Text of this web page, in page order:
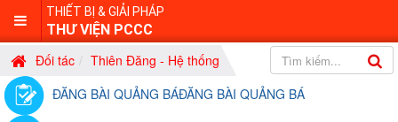
THIẾT BỊ & GIẢI PHÁP
THƯ VIỆN PCCC
Đối tác
Thiên Đăng - Hệ thống
ĐĂNG BÀI QUẢNG BÁĐĂNG BÀI QUẢNG BÁ